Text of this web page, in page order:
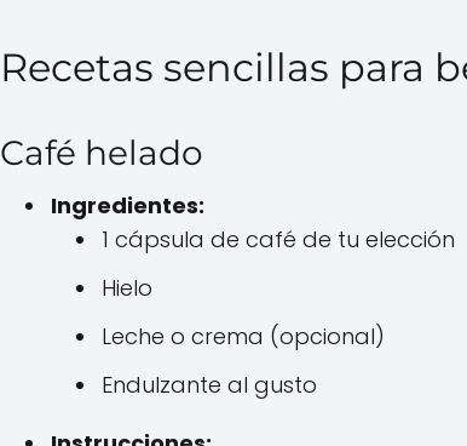
Recetas sencillas para
Café helado
Ingredientes:
1 cápsula de café de tu elección
Hielo
Leche o crema (opcional)
Endulzante al gusto